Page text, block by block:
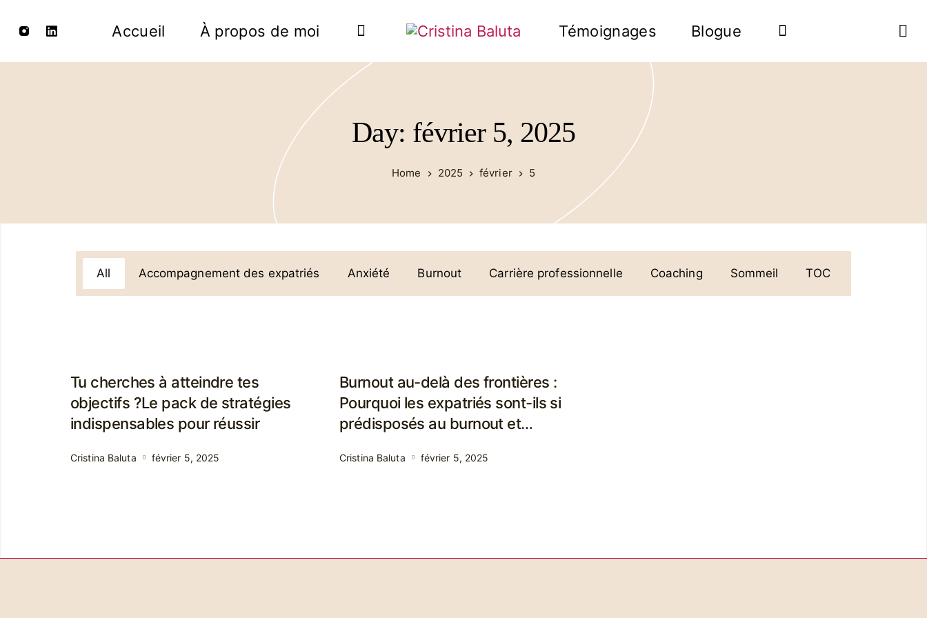
Accueil À propos de moi Témoignages Blogue
Day: février 5, 2025
Home 2025 février 5
All Accompagnement des expatriés Anxiété Burnout Carrière professionnelle Coaching Sommeil TOC
Tu cherches à atteindre tes
objectifs ?Le pack de stratégies
indispensables pour réussir
Cristina Baluta février 5, 2025
Burnout au-delà des frontières :
Pourquoi les expatriés sont-ils si
prédisposés au burnout et
Cristina Baluta février 5, 2025